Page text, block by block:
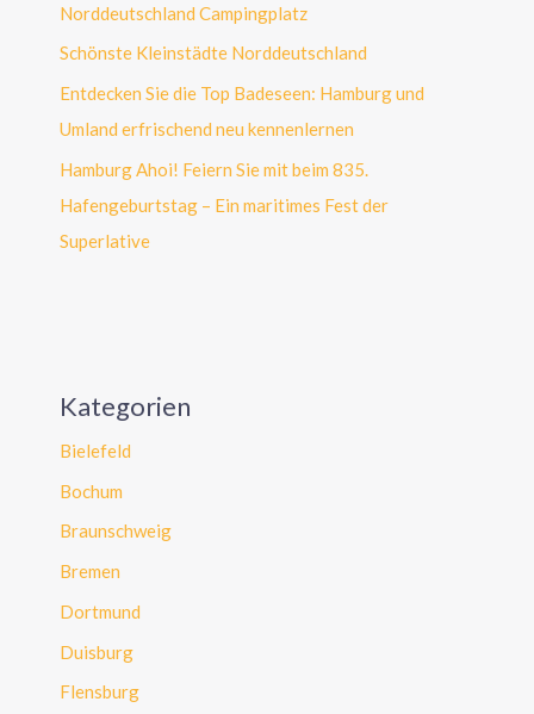
Norddeutschland Campingplatz
Schönste Kleinstädte Norddeutschland
Entdecken Sie die Top Badeseen: Hamburg und
Umland erfrischend neu kennenlernen
Hamburg Ahoi! Feiern Sie mit beim 835.
Hafengeburtstag – Ein maritimes Fest der
Superlative
Kategorien
Bielefeld
Bochum
Braunschweig
Bremen
Dortmund
Duisburg
Flensburg